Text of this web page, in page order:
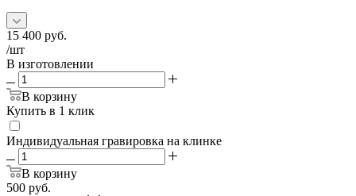
15 400 руб.
/шт
В изготовлении
В корзину
Купить в 1 клик
Индивидуальная гравировка на клинке
В корзину
500 руб.